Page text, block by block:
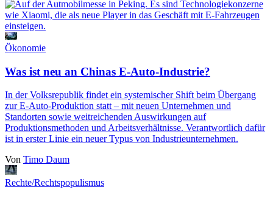
Ökonomie
Was ist neu an Chinas E-Auto-Industrie?
In der Volksrepublik findet ein systemischer Shift beim Übergang
zur E-Auto-Produktion statt ‒ mit neuen Unternehmen und
Standorten sowie weitreichenden Auswirkungen auf
Produktionsmethoden und Arbeitsverhältnisse. Verantwortlich dafür
ist in erster Linie ein neuer Typus von Industrieunternehmen.
Von Timo Daum
Rechte/Rechtspopulismus